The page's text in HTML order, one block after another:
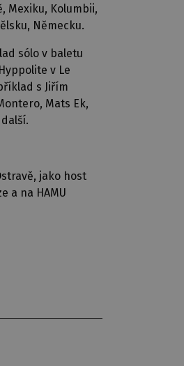
Mexiku, Kolumbii,
Německu.
sólo v baletu
v Le
s Jiřím
Mats Ek,
jako host
a na HAMU